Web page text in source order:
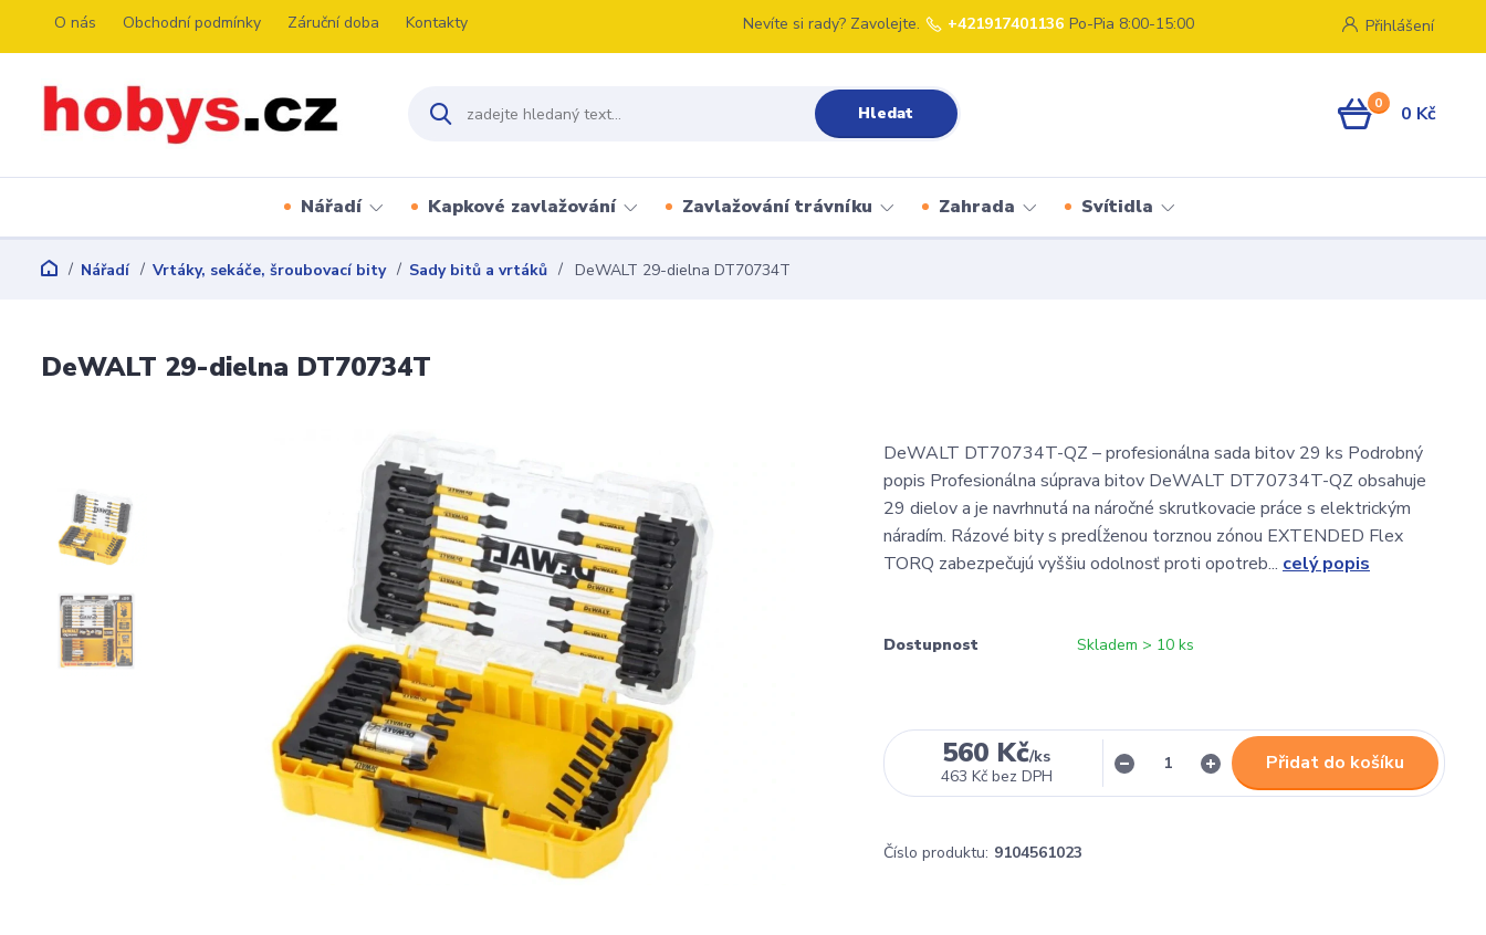
O nás Obchodní podmínky Záruční doba Kontakty Přihlášení
Hledat
Nevíte si rady? Zavolejte. +421917401136 Po-Pia 8:00-15:00
0 0 Kč
Nářadí Kapkové zavlažování Zavlažování trávníku Zahrada Svítidla
Nářadí Vrtáky, sekáče, šroubovací bity Sady bitů a vrtáků DeWALT 29-dielna DT70734T
DeWALT 29-dielna DT70734T
DeWALT DT70734T-QZ – profesionálna sada bitov 29 ks Podrobný
popis Profesionálna súprava bitov DeWALT DT70734T-QZ obsahuje
29 dielov a je navrhnutá na náročné skrutkovacie práce s elektrickým
náradím. Rázové bity s predĺženou torznou zónou EXTENDED Flex
TORQ zabezpečujú vyššiu odolnosť proti opotreb... celý popis
Dostupnost Skladem > 10 ks
560 Kč/ks
463 Kč bez DPH
Přidat do košíku
Číslo produktu: 9104561023